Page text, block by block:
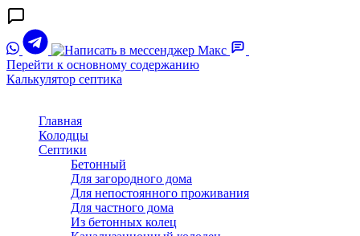
Перейти к основному содержанию
Калькулятор септика
Главная
Колодцы
Септики
Бетонный
Для загородного дома
Для непостоянного проживания
Для частного дома
Из бетонных колец